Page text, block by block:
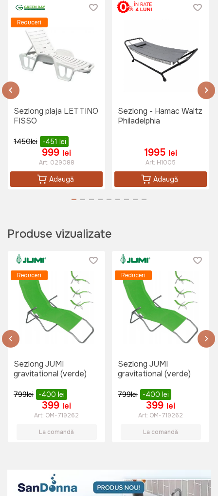
695 lei
545 lei
Set mobilier de camping pliabil
799 lei
Masa de gradina Faretto (Alb)
Art:030759
520 lei
Umbrela JUMI 200 cm (tropical)
Art:OM-433861
385 lei
Umbrelă de gradină MURCIA
Art:
OM-433854
Reduceri
Sezlong plaja LETTINO
FISSO
1450lei -451 lei
999 lei
Art: 029088
Adaugă
Sezlong - Hamac Waltz
Philadelphia
1995 lei
Art: H1005
Adaugă
Produse vizualizate
Reduceri
Sezlong JUMI
gravitational (verde)
799lei -400 lei
399 lei
Art: OM-719262
La comandă
Reduceri
Sezlong JUMI
gravitational (verde)
799lei -400 lei
399 lei
Art: OM-719262
La comandă